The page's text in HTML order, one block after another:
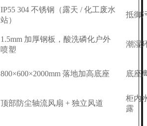
IP55 304 不锈钢（露天 / 化工废水
站）
抵御
1.5mm 加厚钢板，酸洗磷化户外
喷塑
潮湿
800×600×2000mm 落地加高底座 底座
顶部防尘轴流风扇 + 独立风道
柜内
露